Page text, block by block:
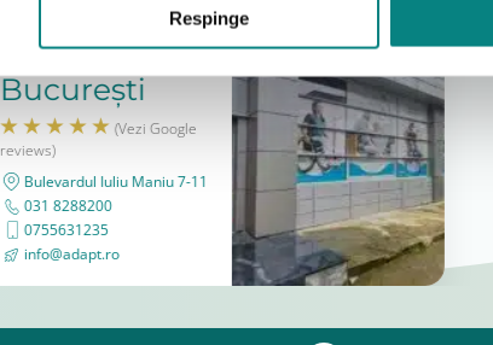
Respinge
București
(Vezi Google
reviews)
Bulevardul Iuliu Maniu 7-11
031 8288200
0755631235
info@adapt.ro